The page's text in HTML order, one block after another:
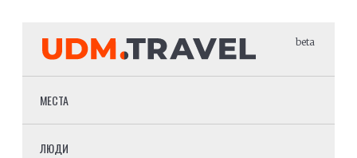
beta
МЕСТА
ЛЮДИ